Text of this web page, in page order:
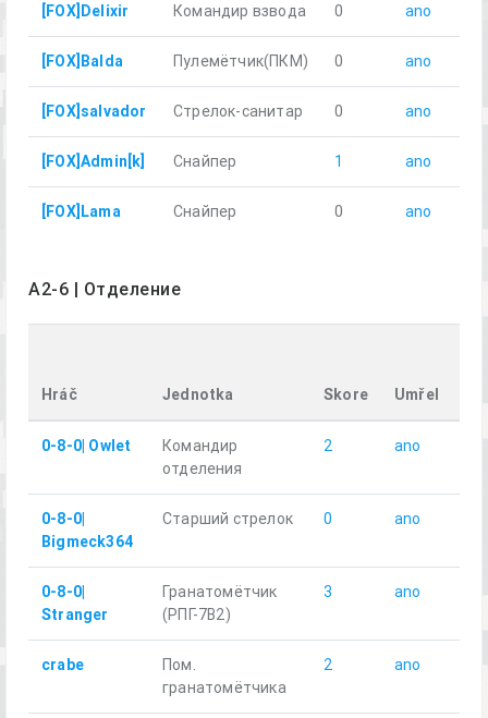
[FOX]Delixir Командир взвода 0 ano
[FOX]Balda Пулемётчик(ПКM) 0 ano
[FOX]salvador Стрелок-санитар 0 ano
[FOX]Admin[k] Снайпер 1 ano
[FOX]Lama Снайпер 0 ano
A2-6 | Отделение
Hráč Jednotka Skore Umřel
0-8-0| Owlet
Командир
отделения
2 ano
0-8-0|
Bigmeck364
Старший стрелок 0 ano
0-8-0|
Stranger
Гранатомётчик
(РПГ-7В2)
3 ano
crabe
Пом.
гранатомётчика
2 ano